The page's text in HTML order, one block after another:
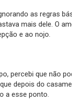
as regras
mais dele. O
e ao nojo.
percebi que não
depois do
a esse ponto.